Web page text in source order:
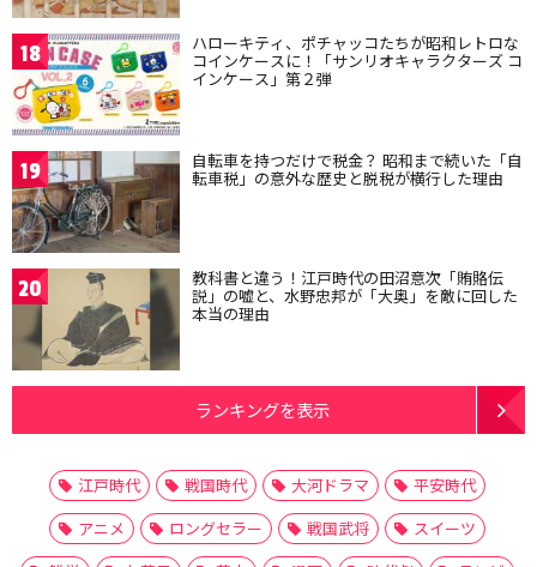
18 ハローキティ、ポチャッコたちが昭和レトロな
コインケースに！「サンリオキャラクターズ コ
インケース」第２弾
19 自転車を持つだけで税金？ 昭和まで続いた「自
転車税」の意外な歴史と脱税が横行した理由
20 教科書と違う！江戸時代の田沼意次「賄賂伝
説」の嘘と、水野忠邦が「大奥」を敵に回した
本当の理由
ランキングを表示
江戸時代 戦国時代 大河ドラマ
平安時代
アニメ
ロングセラー 戦国武将
スイーツ